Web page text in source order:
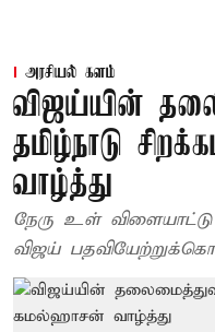
அரசியல் களம்
விஜய்யின்
தமிழ்நாடு
வாழ்த்து
நேரு உள்
விஜய்